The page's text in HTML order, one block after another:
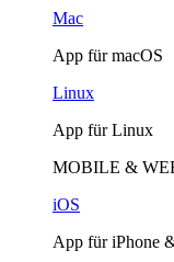
Mac
App für macOS
Linux
App für Linux
MOBILE &
iOS
App für iPhone